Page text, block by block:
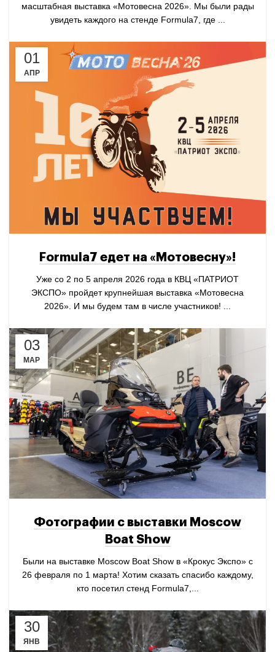
масштабная выставка «Мотовесна 2026». Мы были рады
увидеть каждого на стенде Formula7, где ...
01
АПР
Formula7 едет на «Мотовесну»!
Уже со 2 по 5 апреля 2026 года в КВЦ «ПАТРИОТ
ЭКСПО» пройдет крупнейшая выставка «Мотовесна
2026». И мы будем там в числе участников! ...
03
МАР
Фотографии с выставки Moscow
Boat Show
Были на выставке Moscow Boat Show в «Крокус Экспо» с
26 февраля по 1 марта! Хотим сказать спасибо каждому,
кто посетил стенд Formula7,...
30
ЯНВ